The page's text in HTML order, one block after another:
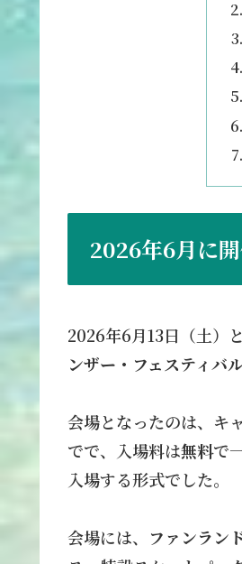
2026年6月に
2026年6月13日（土）
ンザー・フェスティバ
会場となったのは、キ
でで、入場料は無料で
入場する形式でした。
会場には、 ファンラン